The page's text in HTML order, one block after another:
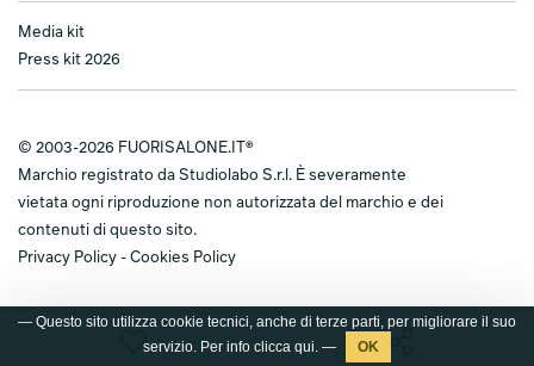
— Questo sito utilizza cookie tecnici, anche di terze parti, per migliorare il suo
servizio. Per info clicca qui. —
Media kit
Press kit 2026
© 2003-2026 FUORISALONE.IT®
Marchio registrato da Studiolabo S.r.l. È severamente
vietata ogni riproduzione non autorizzata del marchio e dei
contenuti di questo sito.
Privacy Policy - Cookies Policy